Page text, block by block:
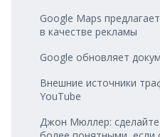
Google Maps
в качестве рекламы
Google обновляет
Внешние источники
YouTube
Джон Мюллер: